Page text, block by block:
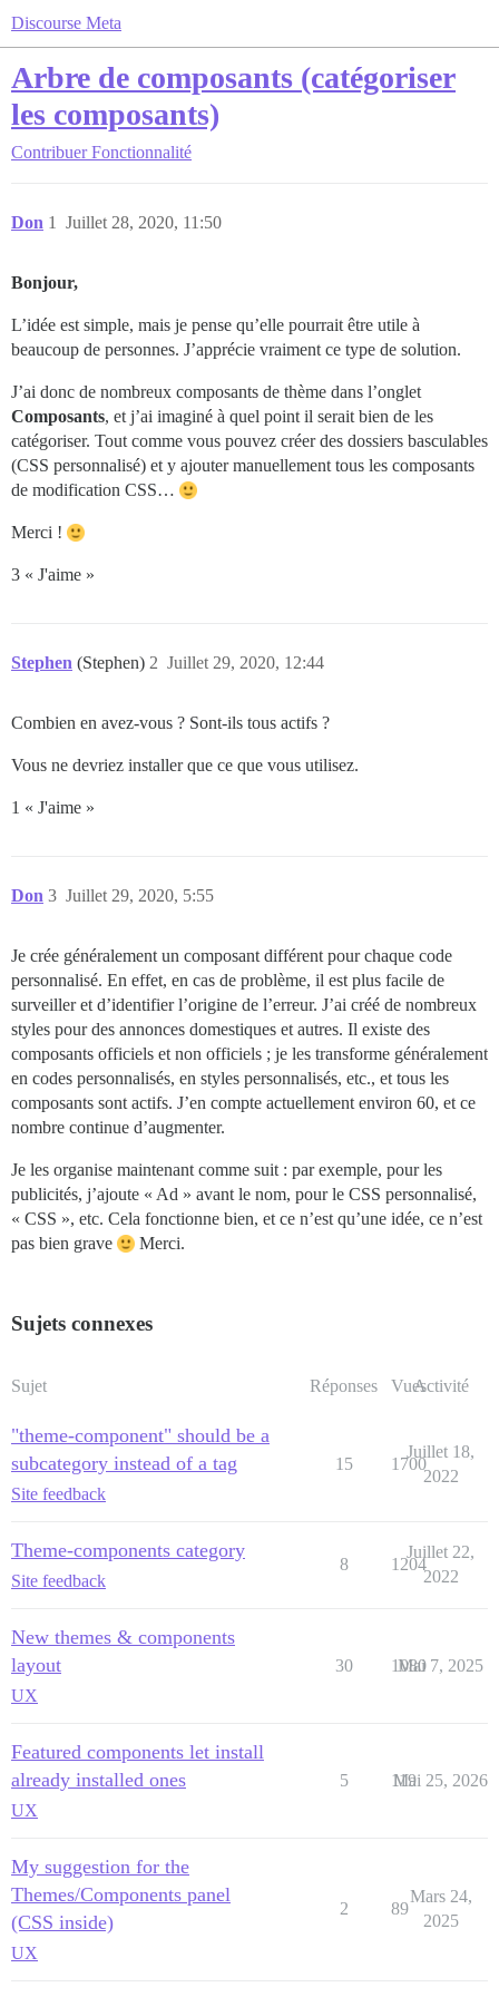
Discourse Meta
Arbre de composants (catégoriser
les composants)
Contribuer Fonctionnalité
Don Juillet 28, 2020, 11:50
1
Bonjour,
L’idée est simple, mais je pense qu’elle pourrait être utile à
beaucoup de personnes. J’apprécie vraiment ce type de solution.
J’ai donc de nombreux composants de thème dans l’onglet
Composants, et j’ai imaginé à quel point il serait bien de les
catégoriser. Tout comme vous pouvez créer des dossiers basculables
(CSS personnalisé) et y ajouter manuellement tous les composants
de modification CSS…
Merci !
3 « J'aime »
Stephen (Stephen) Juillet 29, 2020, 12:44
2
Combien en avez-vous ? Sont-ils tous actifs ?
Vous ne devriez installer que ce que vous utilisez.
1 « J'aime »
Don Juillet 29, 2020, 5:55
3
Je crée généralement un composant différent pour chaque code
personnalisé. En effet, en cas de problème, il est plus facile de
surveiller et d’identifier l’origine de l’erreur. J’ai créé de nombreux
styles pour des annonces domestiques et autres. Il existe des
composants officiels et non officiels ; je les transforme généralement
en codes personnalisés, en styles personnalisés, etc., et tous les
composants sont actifs. J’en compte actuellement environ 60, et ce
nombre continue d’augmenter.
Je les organise maintenant comme suit : par exemple, pour les
publicités, j’ajoute « Ad » avant le nom, pour le CSS personnalisé,
« CSS », etc. Cela fonctionne bien, et ce n’est qu’une idée, ce n’est
pas bien grave
Merci.
Sujets connexes
Sujet Réponses VuesActivité
"theme-component" should be a
subcategory instead of a tag
Site feedback
15 1700
Juillet 18,
2022
Theme-components category
Site feedback
8 1204
Juillet 22,
2022
New themes & components
layout
UX
30 1080
Mai 7, 2025
Featured components let install
already installed ones
UX
5 119
Mai 25, 2026
My suggestion for the
Themes/Components panel
(CSS inside)
UX
2 89
Mars 24,
2025